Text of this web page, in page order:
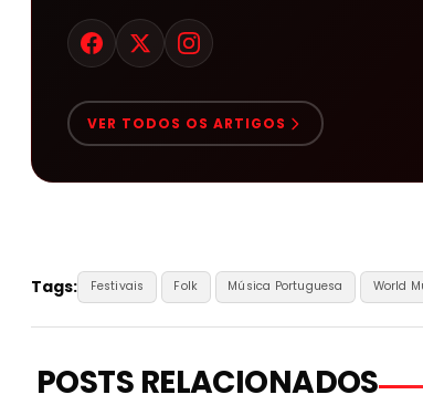
VER TODOS OS ARTIGOS
Tags: Festivais Folk Música Portuguesa World
POSTS RELACIONADOS